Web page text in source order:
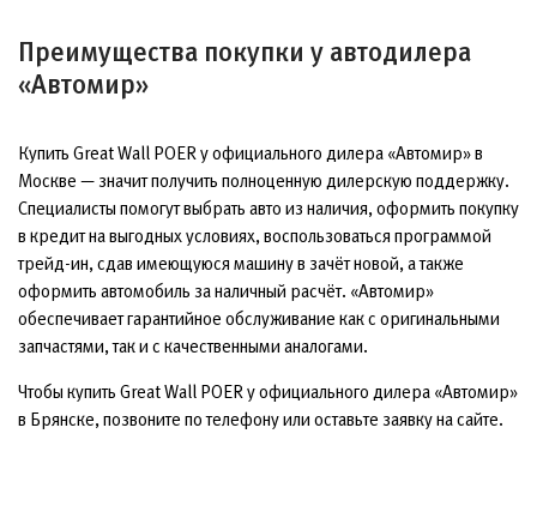
Преимущества покупки у автодилера
«Автомир»
Купить Great Wall POER у официального дилера «Автомир» в
Москве — значит получить полноценную дилерскую поддержку.
Специалисты помогут выбрать авто из наличия, оформить покупку
в кредит на выгодных условиях, воспользоваться программой
трейд-ин, сдав имеющуюся машину в зачёт новой, а также
оформить автомобиль за наличный расчёт. «Автомир»
обеспечивает гарантийное обслуживание как с оригинальными
запчастями, так и с качественными аналогами.
Чтобы купить Great Wall POER у официального дилера «Автомир»
в Брянске, позвоните по телефону или оставьте заявку на сайте.